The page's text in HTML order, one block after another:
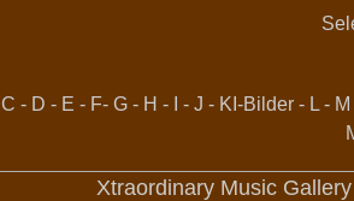
C - D - E - F- G - H - - J - KI-Bilder - L - M
Xtraordinary Music